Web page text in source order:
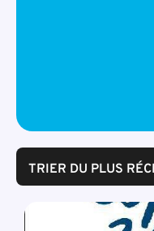
TRIER DU PLUS